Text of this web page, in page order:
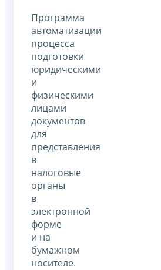
Программа
автоматизации
процесса
подготовки
юридическими
и
физическими
лицами
документов
для
представления
в
налоговые
органы
в
электронной
форме
и на
бумажном
носителе.